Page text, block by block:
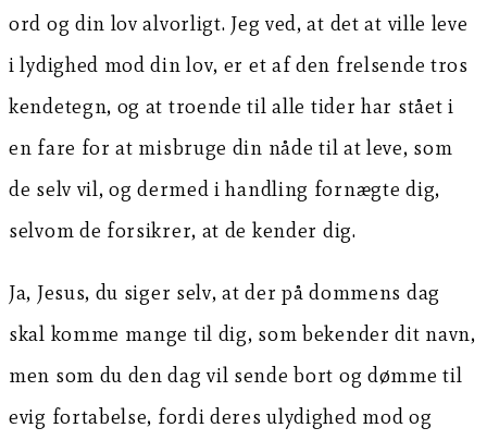
ord og din lov alvorligt. Jeg ved, at det at ville leve
i lydighed mod din lov, er et af den frelsende tros
kendetegn, og at troende til alle tider har stået i
en fare for at misbruge din nåde til at leve, som
de selv vil, og dermed i handling fornægte dig,
selvom de forsikrer, at de kender dig.
Ja, Jesus, du siger selv, at der på dommens dag
skal komme mange til dig, som bekender dit navn,
men som du den dag vil sende bort og dømme til
evig fortabelse, fordi deres ulydighed mod og